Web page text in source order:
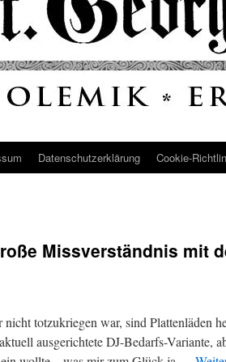
Datenschutz­erklärung Cookie-
Missverständnis mit
totzukriegen war, sind Plattenläden
ausgerichtete DJ-Bedarfs-Variante,